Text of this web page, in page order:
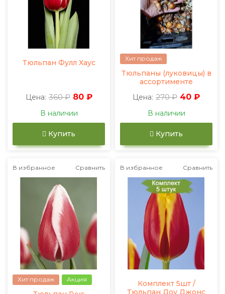
Тюльпан Фулл Хаус
Цена: 360 ₽ 80 ₽
В наличии
Купить
Хит продаж
Тюльпаны (луковицы) в
ассортименте
Цена: 270 ₽ 40 ₽
В наличии
Купить
В избранное Сравнить
Хит продаж Акция
В избранное Сравнить
Комплект 5шт /
Тюльпан Доу Джонс